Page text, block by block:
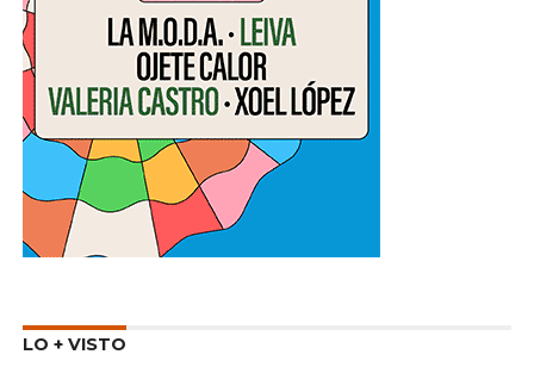
LO + VISTO